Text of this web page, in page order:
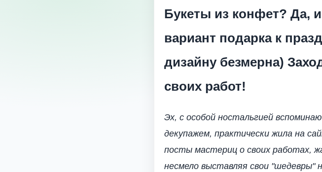
Букеты из конфет? Да,
вариант подарка к
дизайну безмерна)
своих работ!
Эх, с особой ностальгией
декупажем, практически жила на
посты мастериц о своих работах,
несмело выставляя свои "шедевры"